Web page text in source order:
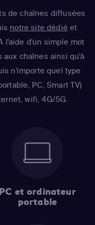
de chaînes diffusées
notre site dédié et
A l'aide d'un simple mot
aux chaînes ainsi qu'à
n'importe quel type
PC, Smart TV)
wifi, 4G/5G.
PC et ordinateur
portable